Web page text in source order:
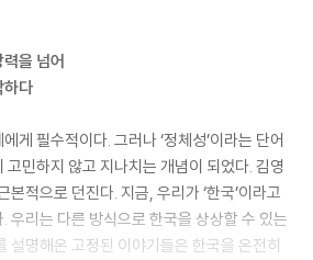
을 넘어
하다
게 필수적이다. 그러나 ‘정체성’이라는 단어
고민하지 않고 지나치는 개념이 되었다. 김영
본적으로 던진다. 지금, 우리가 ‘한국’이라고
우리는 다른 방식으로 한국을 상상할 수 있는
설명해온 고정된 이야기들은 한국을 온전히